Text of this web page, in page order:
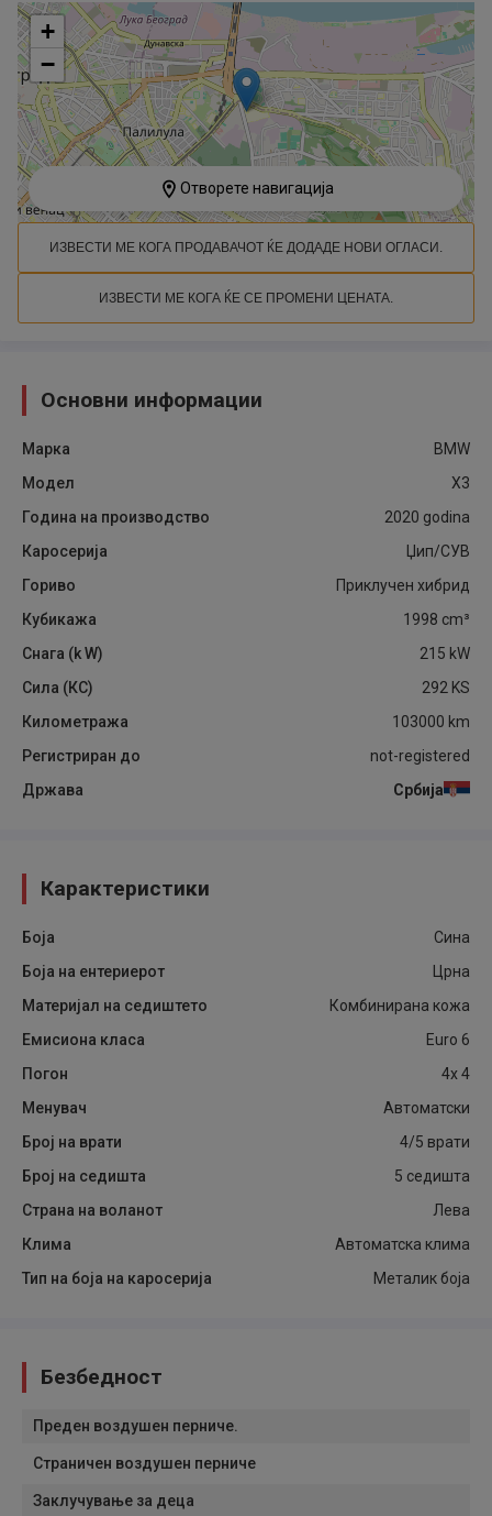
+
−
Отворете навигација
ИЗВЕСТИ МЕ КОГА ПРОДАВАЧОТ ЌЕ ДОДАДЕ НОВИ ОГЛАСИ.
ИЗВЕСТИ МЕ КОГА ЌЕ СЕ ПРОМЕНИ ЦЕНАТА.
Основни информации
Марка
BMW
Модел
X3
Година на производство
2020 godina
Каросерија
Џип/СУВ
Гориво
Приклучен хибрид
Кубикажа
1998 cm³
Снага (k W)
215 kW
Сила (КС)
292 KS
Километража
103000 km
Регистриран до
not-registered
Држава
Србија
Карактеристики
Боја
Сина
Боја на ентериерот
Црна
Материјал на седиштето
Комбинирана кожа
Емисиона класа
Euro 6
Погон
4x 4
Менувач
Автоматски
Број на врати
4/5 врати
Број на седишта
5 седишта
Страна на воланот
Лева
Клима
Автоматска клима
Тип на боја на каросерија
Металик боја
Безбедност
Преден воздушен перниче.
Страничен воздушен перниче
Заклучување за деца